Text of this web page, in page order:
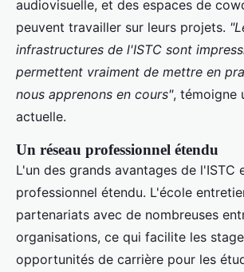
audiovisuelle, et des espaces de
peuvent travailler sur leurs projets.
infrastructures de l'ISTC sont
permettent vraiment de mettre en
nous apprenons en cours", témoigne
actuelle.
Un réseau professionnel étendu
L'un des grands avantages de l'ISTC
professionnel étendu. L'école
partenariats avec de nombreuses
organisations, ce qui facilite les
opportunités de carrière pour les